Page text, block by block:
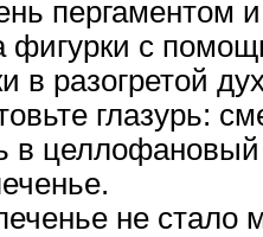
фигурки с
в разогретой
глазурь:
в целлофановый
не стало